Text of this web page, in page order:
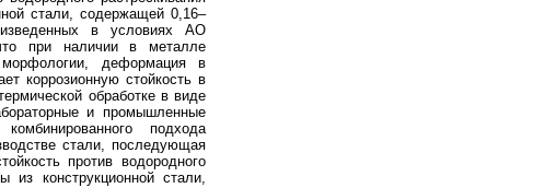
стали, содержащей 0,16–
в условиях АО
при наличии в металле
морфологии, деформация в
коррозионную стойкость в
обработке в виде
и промышленные
подхода
стали, последующая
против водородного
из конструкционной стали,